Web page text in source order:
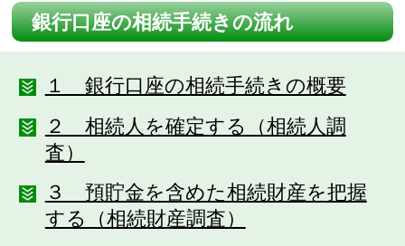
銀行口座の相続手続きの流れ
１ 銀行口座の相続手続きの概要
２ 相続人を確定する（相続人調
査）
３ 預貯金を含めた相続財産を把握
する（相続財産調査）